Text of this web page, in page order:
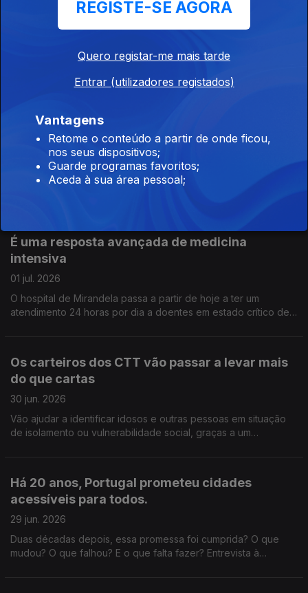
Falhas no abastecimento de água, em Almada.
de água. Em dias de calor extremo, a Câmara admite que os
começar a melhorar. Edição Cláudia Costa.
Um investimento superior a 21 milhões euros.
02 jul. 2026
Centro Desportivo Nacional do Jamor prepara-se para uma
É uma resposta avançada de medicina
intensiva
01 jul. 2026
O hospital de Mirandela passa a partir de hoje a ter um
atendimento 24 horas por dia a doentes em estado crítico de
Os carteiros dos CTT vão passar a levar mais
do que cartas
30 jun. 2026
Vão ajudar a identificar idosos e outras pessoas em situação
de isolamento ou vulnerabilidade social, graças a um
Há 20 anos, Portugal prometeu cidades
acessíveis para todos.
29 jun. 2026
Duas décadas depois, essa promessa foi cumprida? O que
mudou? O que falhou? E o que falta fazer? Entrevista à
REGISTE-SE AGORA
Quero registar-me mais tarde
Entrar (utilizadores registados)
Vantagens
Retome o conteúdo a partir de onde ficou,
nos seus dispositivos;
Guarde programas favoritos;
Aceda à sua área pessoal;